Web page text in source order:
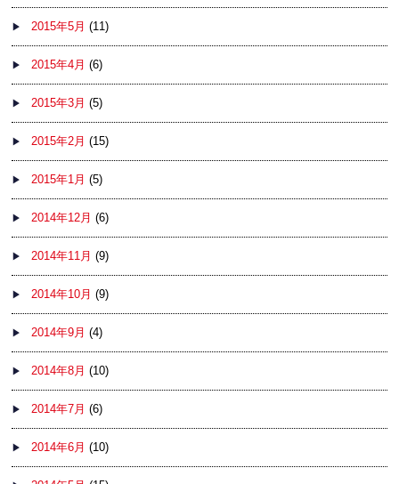
2015年5月 (11)
2015年4月 (6)
2015年3月 (5)
2015年2月 (15)
2015年1月 (5)
2014年12月 (6)
2014年11月 (9)
2014年10月 (9)
2014年9月 (4)
2014年8月 (10)
2014年7月 (6)
2014年6月 (10)